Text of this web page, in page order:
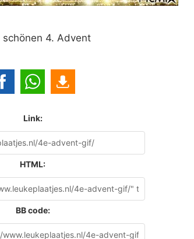
schönen 4. Advent
Link:
HTML:
BB code: